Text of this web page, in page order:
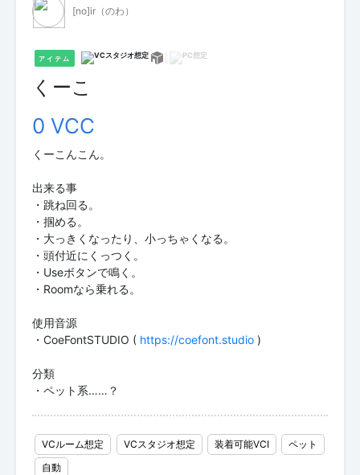
[no]ir（のわ）
アイテム
くーこ
0 VCC
くーこんこん。
出来る事
・跳ね回る。
・掴める。
・大っきくなったり、小っちゃくなる。
・頭付近にくっつく。
・Useボタンで鳴く。
・Roomなら乗れる。
使用音源
・CoeFontSTUDIO ( https://coefont.studio )
分類
・ペット系……？
VCルーム想定 VCスタジオ想定 装着可能VCI
ペット
自動